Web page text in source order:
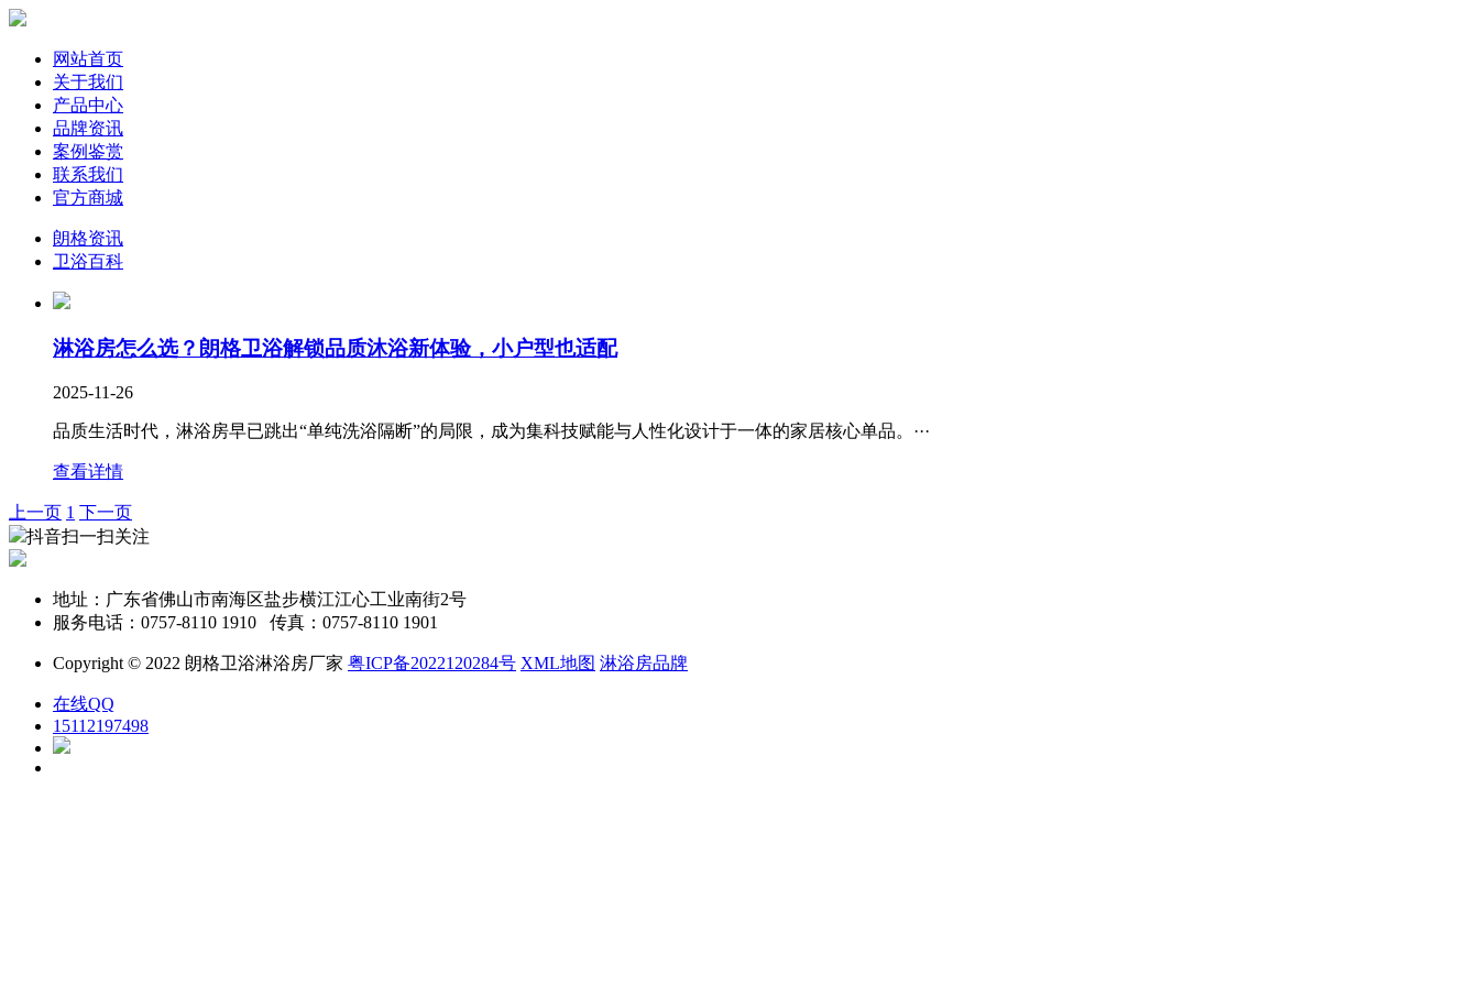
网站首页
关于我们
产品中心
品牌资讯
案例鉴赏
联系我们
官方商城
朗格资讯
卫浴百科
淋浴房怎么选？朗格卫浴解锁品质沐浴新体验，小户型也适配
2025-11-26
品质生活时代，淋浴房早已跳出“单纯洗浴隔断”的局限，成为集科技赋能与人性化设计于一体的家居核心单品。···
查看详情
上一页 1 下一页
抖音扫一扫关注
地址：广东省佛山市南海区盐步横江江心工业南街2号
服务电话：0757-8110 1910 传真：0757-8110 1901
Copyright © 2022 朗格卫浴淋浴房厂家 粤ICP备2022120284号 XML地图 淋浴房品牌
在线QQ
15112197498